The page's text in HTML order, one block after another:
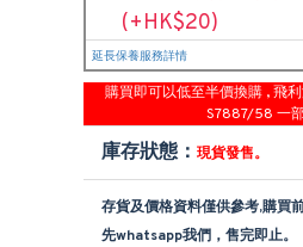
(+HK$20)
延長保養服務詳情
購買即可以低至半價換購 , 飛
S7887/58 一
庫存狀態： 現貨發售。
存貨及價格資料僅供參考,購買
先whatsapp我們，售完即止。